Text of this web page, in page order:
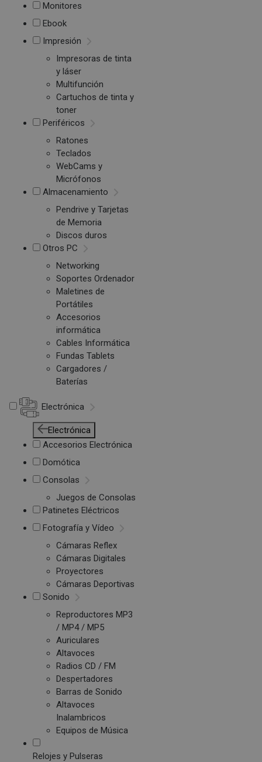
Monitores
Ebook
Impresión
Impresoras de tinta
y láser
Multifunción
Cartuchos de tinta y
toner
Periféricos
Ratones
Teclados
WebCams y
Micrófonos
Almacenamiento
Pendrive y Tarjetas
de Memoria
Discos duros
Otros PC
Networking
Soportes Ordenador
Maletines de
Portátiles
Accesorios
informática
Cables Informática
Fundas Tablets
Cargadores /
Baterías
Electrónica
Electrónica
Accesorios Electrónica
Domótica
Consolas
Juegos de Consolas
Patinetes Eléctricos
Fotografía y Vídeo
Cámaras Reflex
Cámaras Digitales
Proyectores
Cámaras Deportivas
Sonido
Reproductores MP3
/ MP4 / MP5
Auriculares
Altavoces
Radios CD / FM
Despertadores
Barras de Sonido
Altavoces
Inalambricos
Equipos de Música
Relojes y Pulseras